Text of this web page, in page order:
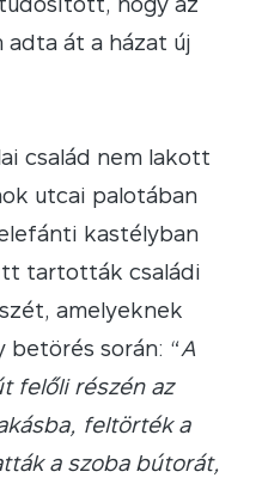
adta át a házat új
család nem lakott
utcai palotában
kastélyban
tartották családi
amelyeknek
betörés során: “A
felőli részén az
feltörték a
a szoba bútorát,